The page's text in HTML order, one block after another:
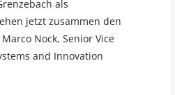
als
jetzt zusammen den
Nock, Senior Vice
and Innovation